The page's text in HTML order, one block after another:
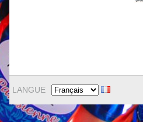
LANGUE